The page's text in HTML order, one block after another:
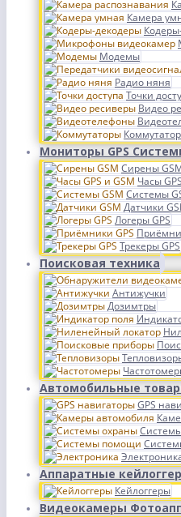
Камера
Модемы
Радио няня
Точки
Видео
Мониторы GPS
Сирены
Часы
Системы
Датчики
Логеры GPS
Трекеры GPS
Поисковая техника
Антижучки
Дозимтры
Автомобильные
GPS
Аппаратные
Кейлоггеры
Видеокамеры